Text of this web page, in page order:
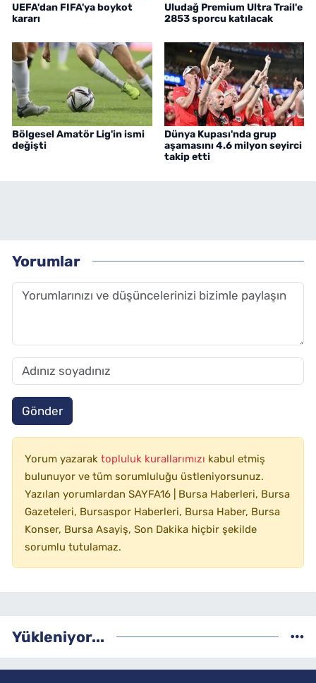
UEFA'dan FIFA'ya boykot
kararı
Uludağ Premium Ultra Trail'e
2853 sporcu katılacak
Bölgesel Amatör Lig'in ismi
değişti
Dünya Kupası'nda grup
aşamasını 4.6 milyon seyirci
takip etti
Yorumlar
Gönder
Yorum yazarak topluluk kurallarımızı kabul etmiş
bulunuyor ve tüm sorumluluğu üstleniyorsunuz.
Yazılan yorumlardan SAYFA16 | Bursa Haberleri, Bursa
Gazeteleri, Bursaspor Haberleri, Bursa Haber, Bursa
Konser, Bursa Asayiş, Son Dakika hiçbir şekilde
sorumlu tutulamaz.
Yükleniyor...